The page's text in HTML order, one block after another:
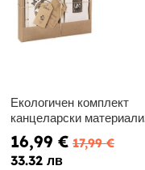
Екологичен комплект
канцеларски материали
Мики Маус
16,99 € 17,99 €
33.32 лв